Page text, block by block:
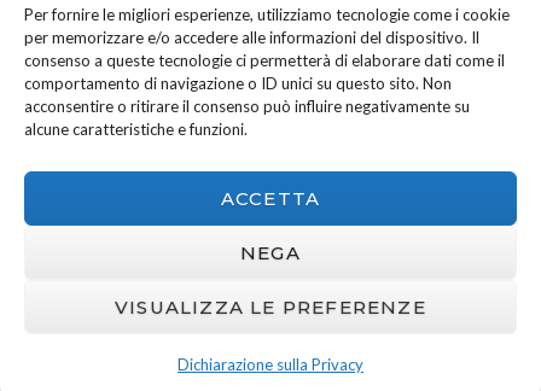
Per fornire le migliori esperienze, utilizziamo tecnologie come i cookie
per memorizzare e/o accedere alle informazioni del dispositivo. Il
consenso a queste tecnologie ci permetterà di elaborare dati come il
comportamento di navigazione o ID unici su questo sito. Non
acconsentire o ritirare il consenso può influire negativamente su
alcune caratteristiche e funzioni.
ACCETTA
NEGA
VISUALIZZA LE PREFERENZE
Dichiarazione sulla Privacy
0874 016045
info@sirio.coop
Via Cluenzio, 71
86035 Larino (CB)
Sociale |Privacy Policy| Cookie Policy